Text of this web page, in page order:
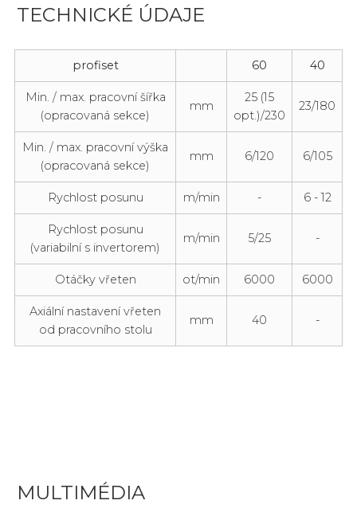
TECHNICKÉ ÚDAJE
profiset 60 40
Min. / max. pracovní šířka
(opracovaná sekce)
mm
25 (15
opt.)/230
23/180
Min. / max. pracovní výška
(opracovaná sekce)
mm 6/120 6/105
Rychlost posunu m/min - 6 - 12
Rychlost posunu
(variabilní s invertorem)
m/min 5/25 -
Otáčky vřeten ot/min 6000 6000
Axiální nastavení vřeten
od pracovního stolu
mm 40 -
MULTIMÉDIA